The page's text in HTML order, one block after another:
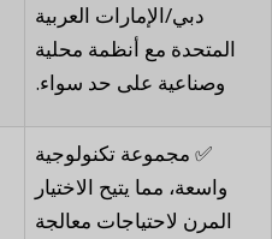
دبي/الإمارات العربية
المتحدة مع أنظمة محلية
وصناعية على حد سواء.
✅ مجموعة تكنولوجية
واسعة، مما يتيح الاختيار
المرن لاحتياجات معالجة